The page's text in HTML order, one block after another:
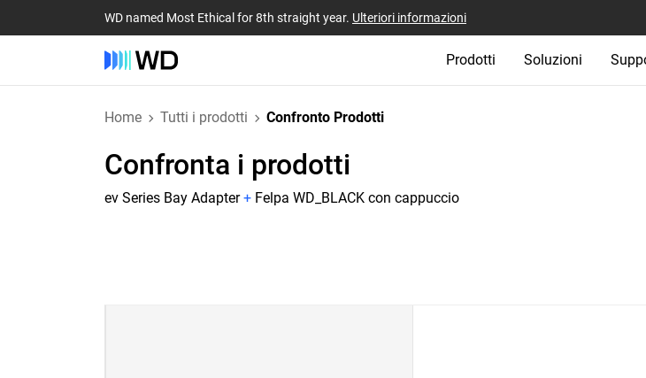
WD named Most Ethical for 8th straight year. Ulteriori informazioni
Prodotti Soluzioni
Home Tutti i prodotti Confronto Prodotti
Confronta i prodotti
ev Series Bay Adapter+ Felpa WD_BLACK con cappuccio